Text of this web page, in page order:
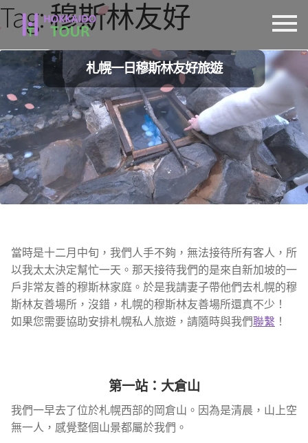
跳
至
導
覽
列
跳
至
主
要
內
容
Tag:穆斯林友好
札幌一日穆斯林友好旅遊
當時是十二月中旬，我們人手不夠，無法接待所有客人，所
以我太太決定幫忙一天。那天接待我們的是來自新加坡的一
戶非常友善的穆斯林家庭。於是我請妻子帶他們去札幌的穆
斯林友善場所，沒錯，札幌的穆斯林友善場所還真不少！
如果您需要協助安排札幌私人旅遊，請隨時與我們聯繫 ！
第一站：大倉山
我們一早去了位於札幌西部的岡倉山。因為是清晨，山上空
無一人，感覺整個山景都屬於我們。